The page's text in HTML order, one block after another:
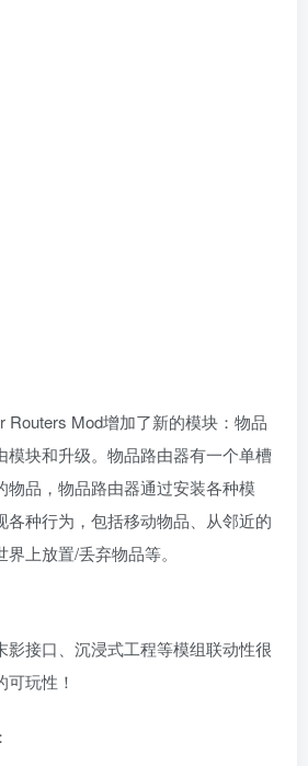
Routers Mod增加了新的模块：物品
模块和升级。物品路由器有一个单槽
物品，物品路由器通过安装各种模
各种行为，包括移动物品、从邻近的
上放置/丢弃物品等。
影接口、沉浸式工程等模组联动性很
玩性！